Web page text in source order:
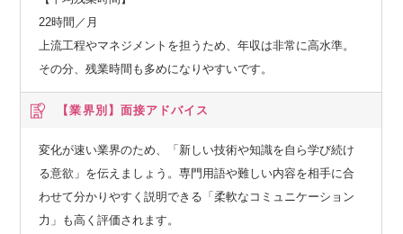
22時間／月
上流工程やマネジメントを担うため、年収は非常に高水準。
その分、残業時間も多めになりやすいです。
【業界別】 面接アドバイス
変化が速い業界のため、「新しい技術や知識を自ら学び続け
る意欲」を伝えましょう。専門用語や難しい内容を相手に合
わせて分かりやすく説明できる「柔軟なコミュニケーション
力」も高く評価されます。